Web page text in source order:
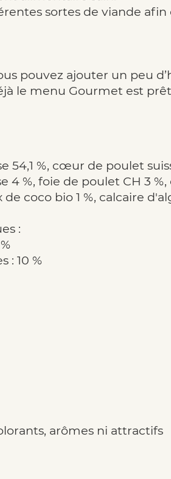
sortes de viande
pouvez ajouter un peu
le menu Gourmet est
54,1 %, cœur de poulet
4 %, foie de poulet CH 3
de coco bio 1 %, calcaire
:
: 10 %
arômes ni attractifs